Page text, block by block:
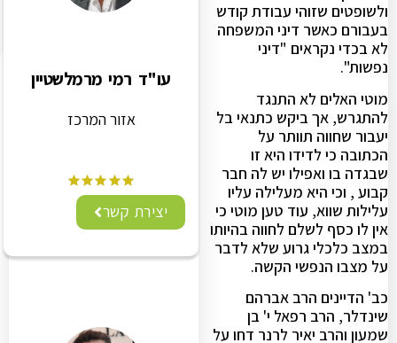
ולשופטים שזוהי עבודת קודש
בעבורם כאשר דיני המשפחה
לא בכדי נקראים "דיני
נפשות".
מוטי האלים לא התנגד
להתגרש, אך ביקש כתנאי בל
יעבור שחווה תוותר על
הכתובה כי לדידו היא זו
שבגדה בו ואפילו יש לה חבר
קבוע , וכי היא מעלילה עליו
עלילות שווא, עוד טען מוטי כי
אין לו כסף לשלם לחווה בהיותו
במצב כלכלי גרוע שלא לדבר
על מצבו הנפשי הקשה.
כב' הדיינים הרב אברהם
שינדלר, הרב רפאל י' בן
שמעון והרב יאיר לרנר דחו על
עו"ד רמי מרמלשטיין
אזור המרכז
יצירת קשר